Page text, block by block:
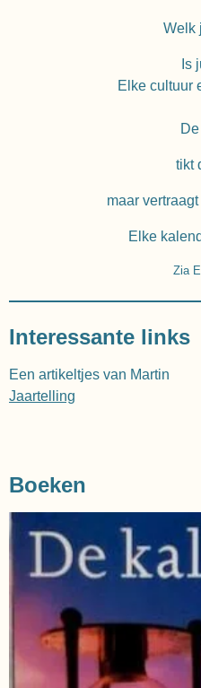
Welk
Is
Elke cultuur
tikt
maar
Elke
Zia
Interessante links
Een artikeltjes van Martin
Jaartelling
Boeken